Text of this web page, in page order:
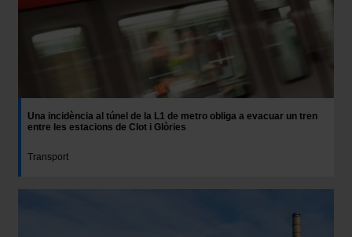
Una incidència al túnel de la L1 de metro obliga a evacuar un tren
entre les estacions de Clot i Glòries
Transport